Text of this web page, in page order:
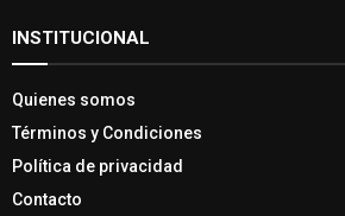
INSTITUCIONAL
Quienes somos
Términos y Condiciones
Política de privacidad
Contacto